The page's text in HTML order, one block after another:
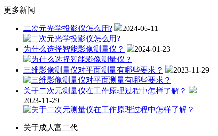
更多新闻
二次元光学投影仪怎么用? 2024-06-11
为什么选择智能影像测量仪？ 2024-01-23
三维影像测量仪对平面测量有哪些要求？ 2023-11-29
关于二次元测量仪在工作原理过程中怎样了解？
2023-11-29
关于成人富二代